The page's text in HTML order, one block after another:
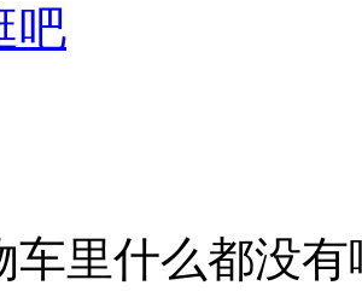
吧
车里什么都没有